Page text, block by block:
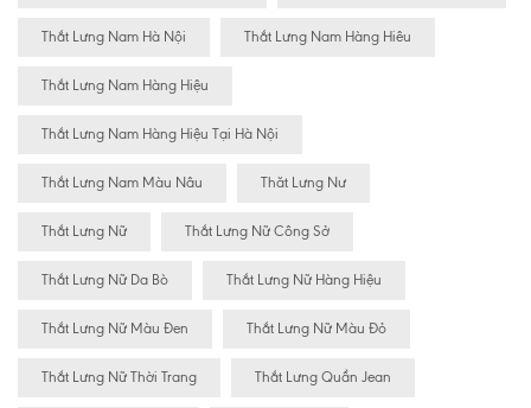
Thắt Lưng Nam Hà Nội Thắt Lưng Nam Hàng Hiêu
Thắt Lưng Nam Hàng Hiệu
Thắt Lưng Nam Hàng Hiệu Tại Hà Nội
Thắt Lưng Nam Màu Nâu Thăt Lưng Nư
Thắt Lưng Nữ Thắt Lưng Nữ Công Sở
Thắt Lưng Nữ Da Bò Thắt Lưng Nữ Hàng Hiệu
Thắt Lưng Nữ Màu Đen Thắt Lưng Nữ Màu Đỏ
Thắt Lưng Nữ Thời Trang Thắt Lưng Quần Jean